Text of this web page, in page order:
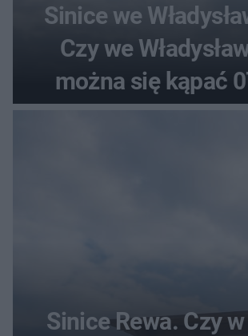
Sinice we
Czy we
można się kąpać
Flaga, warunki
Sinice Rewa. Czy